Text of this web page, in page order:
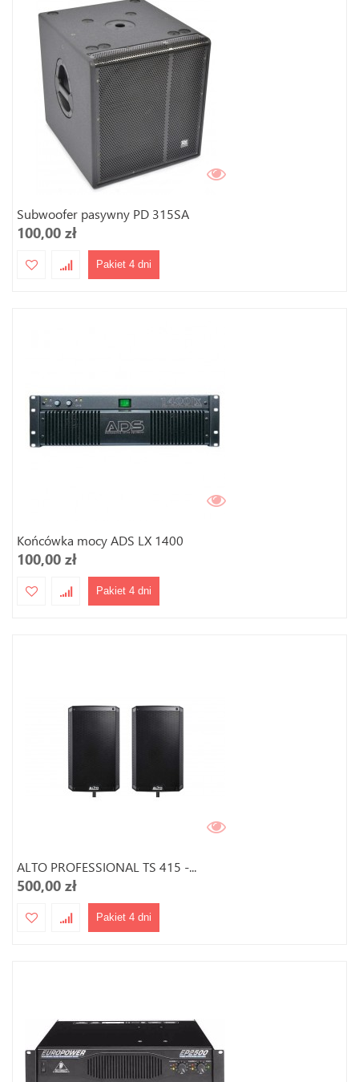
Subwoofer pasywny PD 315SA
100,00 zł
Pakiet 4 dni
Końcówka mocy ADS LX 1400
100,00 zł
Pakiet 4 dni
ALTO PROFESSIONAL TS 415 -...
500,00 zł
Pakiet 4 dni